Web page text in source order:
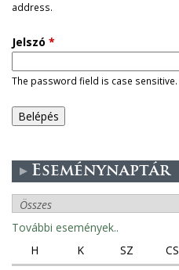
ő
d
l
e
e
s
address.
Jelszó *
The password field is case sensitive.
Eseménynaptár
További események..
H
K SZ CS